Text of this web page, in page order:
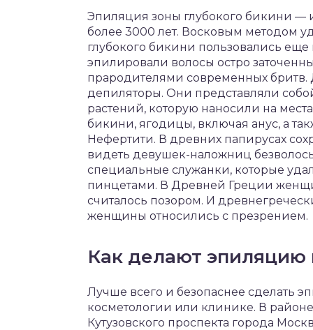
Эпиляция зоны глубокого бикини —
более 3000 лет. Восковым методом
глубокого бикини пользовались
эпилировали волосы остро
прародителями современных
депиляторы. Они представляли
растений, которую наносили на
бикини, ягодицы, включая анус, а
Нефертити. В древних папирусах
видеть девушек-наложниц
специальные служанки, которые
пинцетами. В Древней Греции
считалось позором. И
женщины относились с презрением.
Как делают эпиляцию
Лучше всего и безопаснее сделать
косметологии или клинике. В
Кутузовского проспекта города